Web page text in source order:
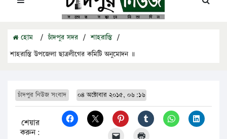
হোম / চাঁদপুর সদর / শাহরাস্তি /
শাহরাস্তি উপজেলা ছাত্রলীগের কমিটি অনুমোদন ॥
চাঁদপুর নিউজ সংবাদ ০৪ অক্টোবার ২০১৫, ০৬:১৬
শেয়ার
করুন: